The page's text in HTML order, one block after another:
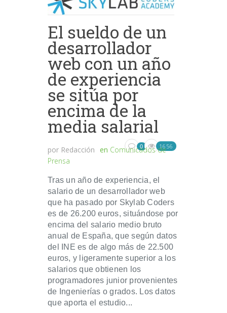
El sueldo de un
desarrollador
web con un año
de experiencia
se sitúa por
encima de la
media salarial
por Redacción en Comunicados de
Prensa
0 1656
Tras un año de experiencia, el
salario de un desarrollador web
que ha pasado por Skylab Coders
es de 26.200 euros, situándose por
encima del salario medio bruto
anual de España, que según datos
del INE es de algo más de 22.500
euros, y ligeramente superior a los
salarios que obtienen los
programadores junior provenientes
de Ingenierías o grados. Los datos
que aporta el estudio...